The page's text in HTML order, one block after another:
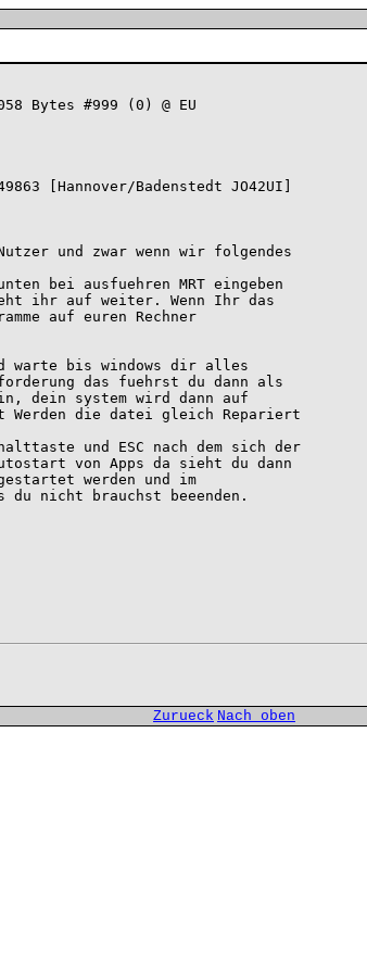
Bytes #999 (0) @ EU
[Hannover/Badenstedt JO42UI]
und zwar wenn wir folgendes
bei ausfuehren MRT eingeben
ihr auf weiter. Wenn Ihr das
auf euren Rechner
warte bis windows dir alles
das fuehrst du dann als
dein system wird dann auf
Werden die datei gleich Repariert
und ESC nach dem sich der
von Apps da sieht du dann
werden und im
nicht brauchst beeenden.
Zurueck Nach oben